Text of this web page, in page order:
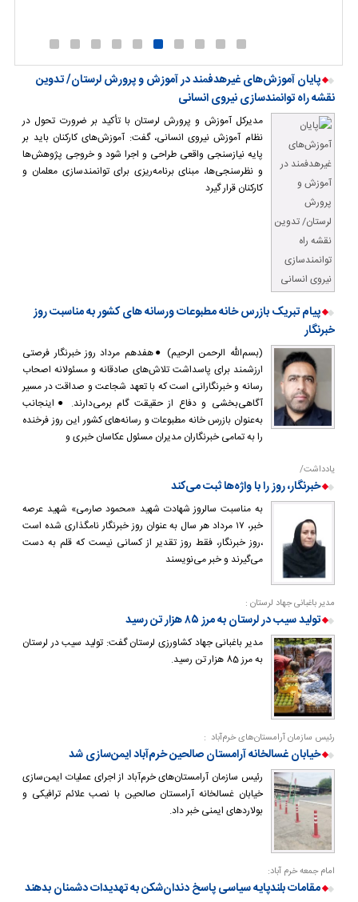
پایان آموزش‌های غیرهدفمند در آموزش و پرورش لرستان/ تدوین
نقشه راه توانمندسازی نیروی انسانی
مدیرکل آموزش و پرورش لرستان با تأکید بر ضرورت تحول در
نظام آموزش نیروی انسانی، گفت: آموزش‌های کارکنان باید بر
پایه نیازسنجی واقعی طراحی و اجرا شود و خروجی پژوهش‌ها
و نظرسنجی‌ها، مبنای برنامه‌ریزی برای توانمندسازی معلمان و
کارکنان قرار گیرد
پیام تبریک بازرس خانه مطبوعات ورسانه های کشور به مناسبت روز
خبرنگار
(بسم‌الله الرحمن الرحیم) ●هفدهم مرداد روز خبرنگار فرصتی
ارزشمند برای پاسداشت تلاش‌های صادقانه و مسئولانه اصحاب
رسانه و خبرنگارانی است که با تعهد شجاعت و صداقت در مسیر
آگاهی‌بخشی و دفاع از حقیقت گام برمی‌دارند. ●اینجانب
به‌عنوان بازرس خانه مطبوعات و رسانه‌های کشور این روز فرخنده
را به تمامی خبرنگاران مدیران مسئول عکاسان خبری و
یادداشت/
خبرنگار، روز را با واژه‌ها ثبت می‌کند
به مناسبت سالروز شهادت شهید «محمود صارمی» شهید عرصه
خبر، ۱۷ مرداد هر سال به عنوان روز خبرنگار نامگذاری شده است
،روز خبرنگار، فقط روز تقدیر از کسانی نیست که قلم به دست
می‌گیرند و خبر می‌نویسند
مدیر باغبانی جهاد لرستان :
تولید سیب در لرستان به مرز ۸۵ هزار تن رسید
مدیر باغبانی جهاد کشاورزی لرستان گفت: تولید سیب در لرستان
به مرز 85 هزار تن رسید.
رئیس سازمان آرامستان‌های خرم‌آباد :
خیابان غسالخانه آرامستان صالحین خرم‌آباد ایمن‌سازی شد
رئیس سازمان آرامستان‌های خرم‌آباد از اجرای عملیات ایمن‌سازی
خیابان غسالخانه آرامستان صالحین با نصب علائم ترافیکی و
بولاردهای ایمنی خبر داد.
امام جمعه خرم آباد:
مقامات بلندپایه سیاسی پاسخ دندان‌شکن به تهدیدات دشمنان بدهند